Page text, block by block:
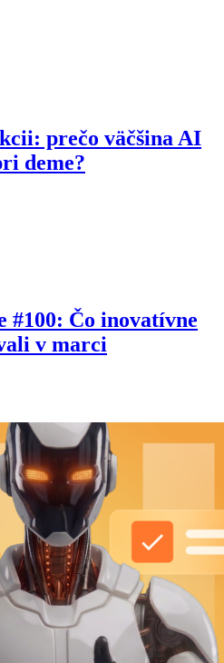
prečo väčšina AI
deme?
#100: Čo inovatívne
v marci